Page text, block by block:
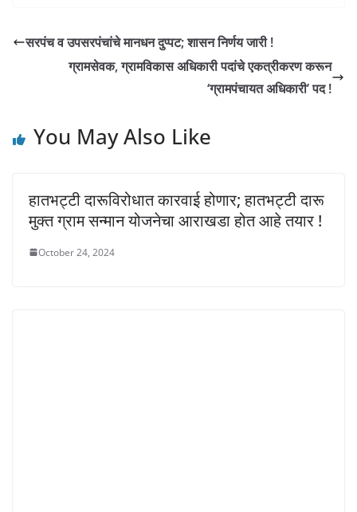
सरपंच व उपसरपंचांचे मानधन दुप्पट; शासन निर्णय जारी !
ग्रामसेवक, ग्रामविकास अधिकारी पदांचे एकत्रीकरण करून
‘ग्रामपंचायत अधिकारी’ पद !
You May Also Like
हातभट्टी दारूविरोधात कारवाई होणार; हातभट्टी दारू
मुक्त ग्राम सन्मान योजनेचा आराखडा होत आहे तयार !
October 24, 2024